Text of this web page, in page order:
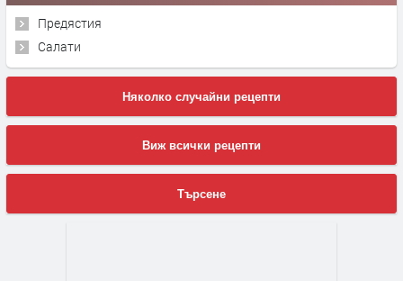
Предястия
Салати
Няколко случайни рецепти
Виж всички рецепти
Търсене